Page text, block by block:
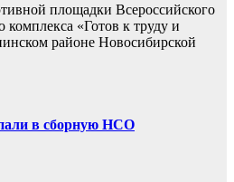
площадки Всероссийского
комплекса «Готов к труду и
районе Новосибирской
в сборную НСО